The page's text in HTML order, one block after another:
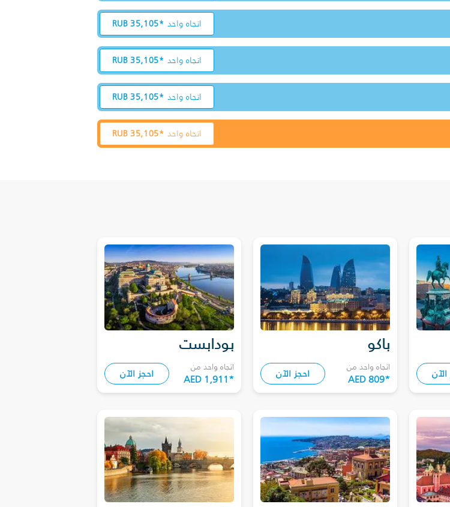
اتجاه واحد RUB 35,105*
اتجاه واحد RUB 35,105*
اتجاه واحد RUB 35,105*
اتجاه واحد RUB 35,105*
باكو
اتجاه واحد من
AED 809* احجز الآن
بودابست
اتجاه واحد من
AED 1,911* احجز الآن